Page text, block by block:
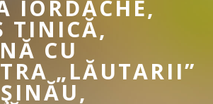
IORDACHE,
TINICĂ,
CU
„LĂUTARII”